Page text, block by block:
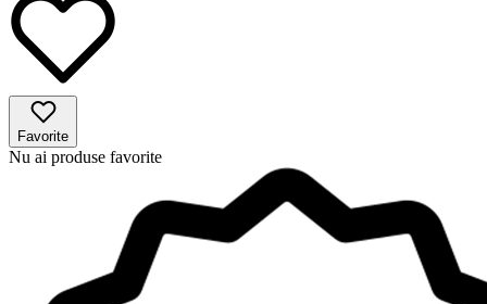
Favorite
Nu ai produse favorite